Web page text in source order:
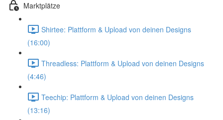
Marktplätze
Shirtee: Plattform & Upload von deinen Designs
(16:00)
Threadless: Plattform & Upload von deinen Designs
(4:46)
Teechip: Plattform & Upload von deinen Designs
(13:16)